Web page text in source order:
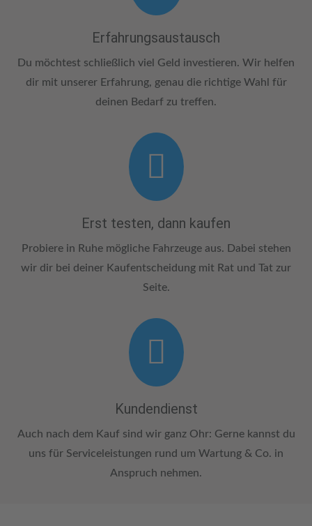
Erfahrungsaustausch
Du möchtest schließlich viel Geld investieren. Wir helfen
dir mit unserer Erfahrung, genau die richtige Wahl für
deinen Bedarf zu treffen.

Erst testen, dann kaufen
Probiere in Ruhe mögliche Fahrzeuge aus. Dabei stehen
wir dir bei deiner Kaufentscheidung mit Rat und Tat zur
Seite.

Kundendienst
Auch nach dem Kauf sind wir ganz Ohr: Gerne kannst du
uns für Serviceleistungen rund um Wartung & Co. in
Anspruch nehmen.